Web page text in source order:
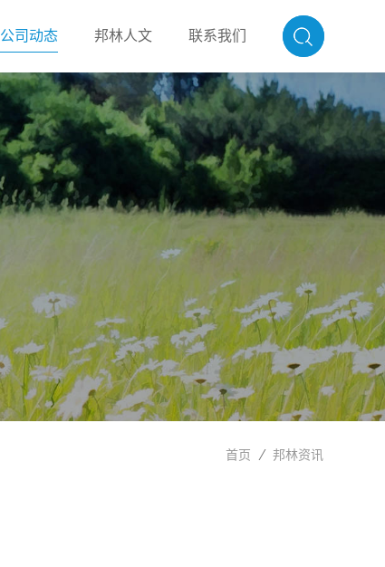
公司动态 邦林人文 联系我们
首页 邦林资讯